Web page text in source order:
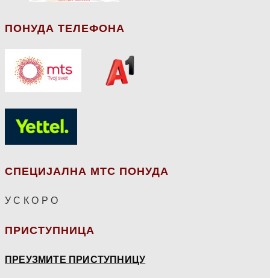
ПОНУДА ТЕЛЕФОНА
СПЕЦИЈАЛНА МТС ПОНУДА
У С К О Р О
ПРИСТУПНИЦА
ПРЕУЗМИТЕ ПРИСТУПНИЦУ